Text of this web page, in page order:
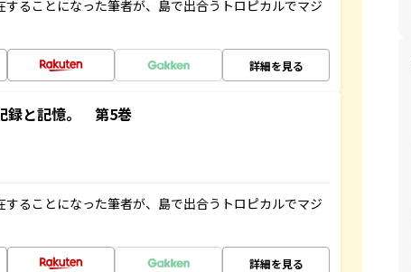
ることになった筆者が、島で出合うトロピカルでマジ
詳細を見る
録と記憶。 第5巻
ることになった筆者が、島で出合うトロピカルでマジ
詳細を見る